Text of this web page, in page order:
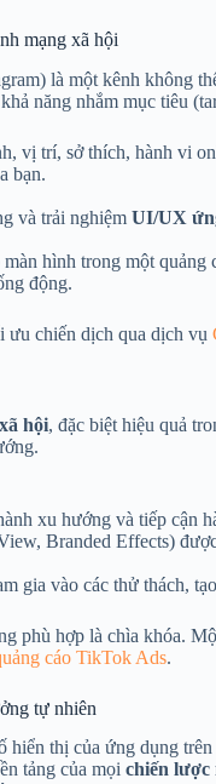
mạng xã hội
là một kênh không
năng nhắm mục tiêu
vị trí, sở thích, hành vi
bạn.
và trải nghiệm UI/UX
hình trong một quảng
động.
ưu chiến dịch qua dịch vụ
hội, đặc biệt hiệu quả
xu hướng và tiếp cận
Branded Effects)
gia vào các thử thách,
phù hợp là chìa khóa.
cáo TikTok Ads.
tự nhiên
hiển thị của ứng dụng
tảng của mọi chiến lược